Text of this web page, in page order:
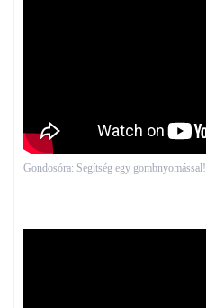
Gondosóra: Segítség egy gombnyomással!